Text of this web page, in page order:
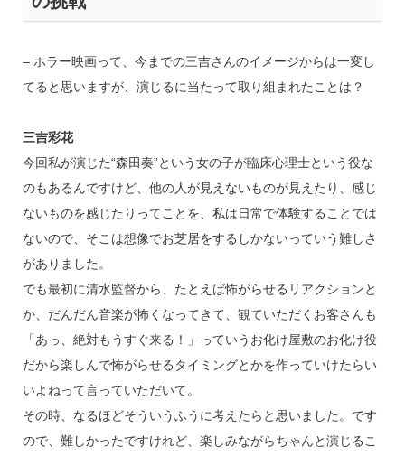
– ホラー映画って、今までの三吉さんのイメージからは一変し
てると思いますが、演じるに当たって取り組まれたことは？
三吉彩花
今回私が演じた“森田奏”という女の子が臨床心理士という役な
のもあるんですけど、他の人が見えないものが見えたり、感じ
ないものを感じたりってことを、私は日常で体験することでは
ないので、そこは想像でお芝居をするしかないっていう難しさ
がありました。
でも最初に清水監督から、たとえば怖がらせるリアクションと
か、だんだん音楽が怖くなってきて、観ていただくお客さんも
「あっ、絶対もうすぐ来る！」っていうお化け屋敷のお化け役
だから楽しんで怖がらせるタイミングとかを作っていけたらい
いよねって言っていただいて。
その時、なるほどそういうふうに考えたらと思いました。です
ので、難しかったですけれど、楽しみながらちゃんと演じるこ